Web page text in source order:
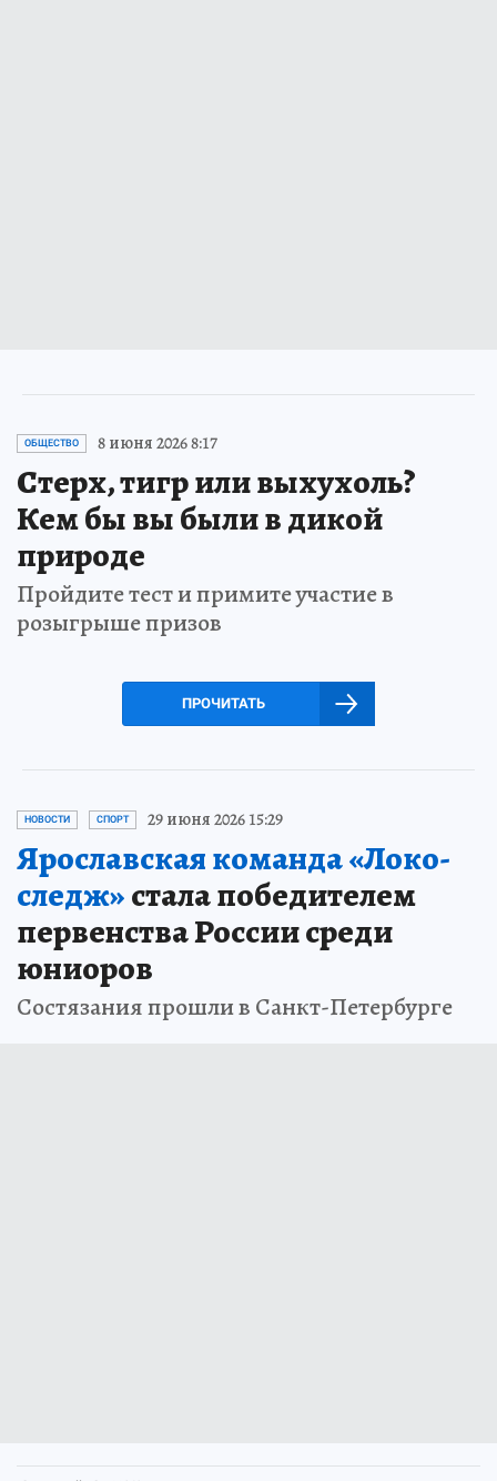
ОБЩЕСТВО 8 июня 2026 8:17
Стерх, тигр или выхухоль?
Кем бы вы были в дикой
природе
Пройдите тест и примите участие в
розыгрыше призов
ПРОЧИТАТЬ
НОВОСТИ СПОРТ 29 июня 2026 15:29
Ярославская команда «Локо-
следж»стала победителем
первенства России среди
юниоров
Состязания прошли в Санкт-Петербурге